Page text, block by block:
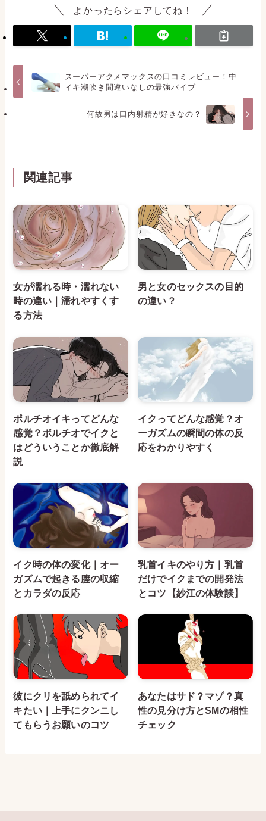
よかったらシェアしてね！
スーパーアクメマックスの口コミレビュー！中
イキ潮吹き間違いなしの最強バイブ
何故男は口内射精が好きなの？
関連記事
女が濡れる時・濡れない
時の違い｜濡れやすくす
る方法
男と女のセックスの目的
の違い？
ポルチオイキってどんな
感覚？ポルチオでイクと
はどういうことか徹底解
説
イクってどんな感覚？オ
ーガズムの瞬間の体の反
応をわかりやすく
イク時の体の変化｜オー
ガズムで起きる膣の収縮
とカラダの反応
乳首イキのやり方｜乳首
だけでイクまでの開発法
とコツ【紗江の体験談】
彼にクリを舐められてイ
キたい｜上手にクンニし
てもらうお願いのコツ
あなたはサド？マゾ？真
性の見分け方とSMの相性
チェック